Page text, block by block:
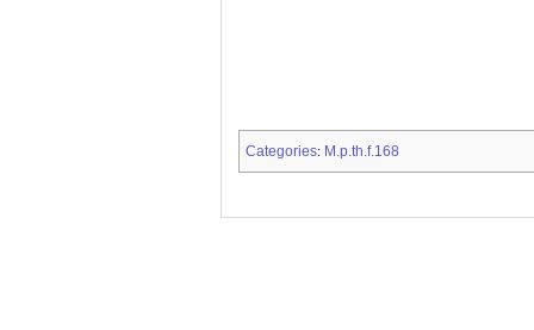
Categories: M.p.th.f.168